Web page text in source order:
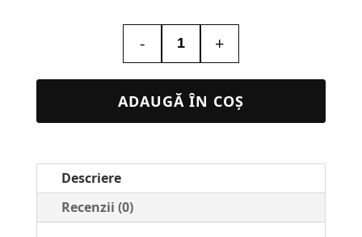
-
Cantitate
Led
–
+
ADAUGĂ ÎN COȘ
Descriere
Recenzii (0)